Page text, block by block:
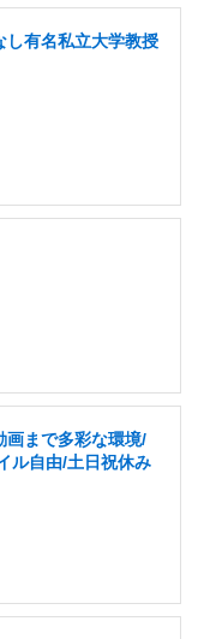
し有名私立大学教授
画まで多彩な環境/
ル自由/土日祝休み